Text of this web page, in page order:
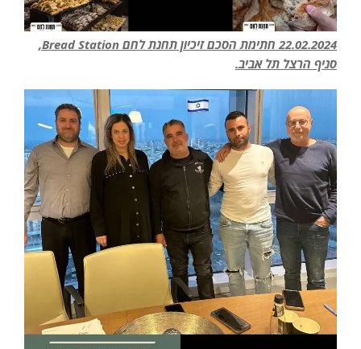
22.02.2024 חתימת הסכם זיכיון תחנת לחם Bread Station,
סניף הרצל תל אביב.